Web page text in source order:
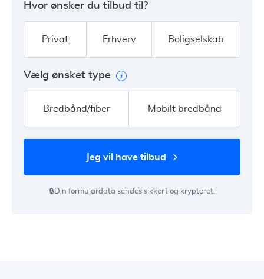
Hvor ønsker du tilbud til?
Privat Erhverv Boligselskab
Vælg ønsket type
Bredbånd/fiber Mobilt bredbånd
jeg vil have tilbud
🔒Din formulardata sendes sikkert og krypteret.